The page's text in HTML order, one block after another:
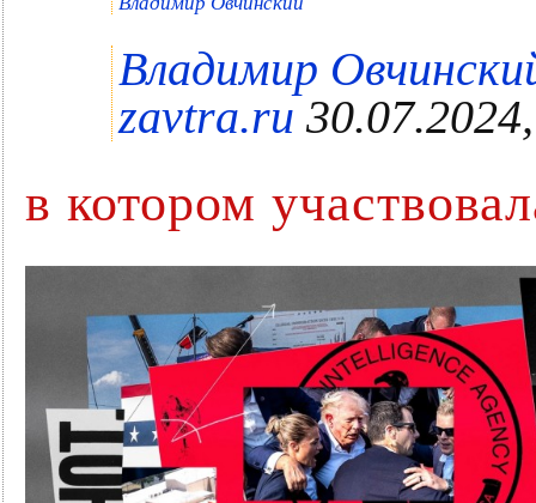
Владимир
zavtra.ru
в котором